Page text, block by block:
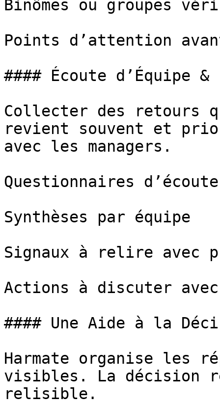
Binômes ou groupes
Points d’attention
#### Écoute d’Équipe
Collecter des retours
revient souvent et
avec les managers.
Questionnaires
Synthèses par équipe
Signaux à relire avec
Actions à discuter avec
#### Une Aide à la
Harmate organise les
visibles. La décision
relisible.